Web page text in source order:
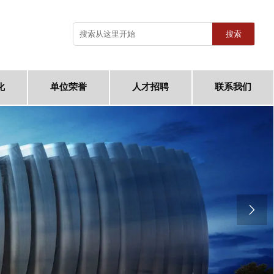
搜索
单位荣誉 人才招聘 联系我们
